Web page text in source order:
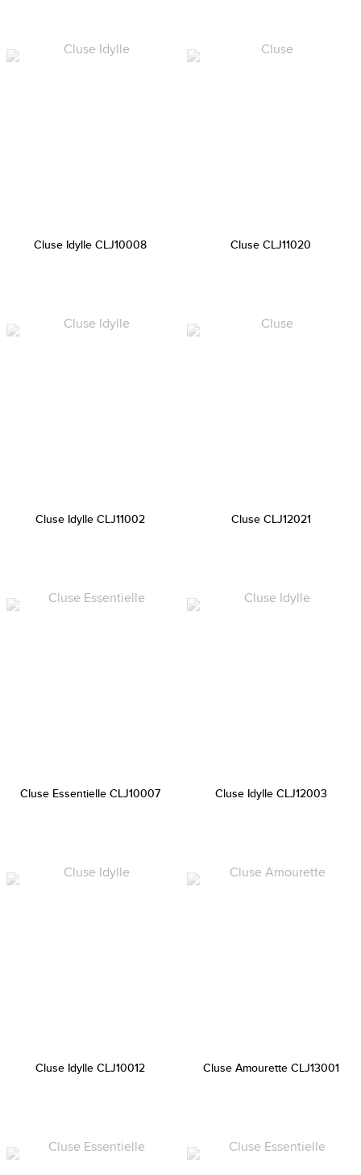
Cluse Idylle CLJ10008 Cluse CLJ11020
Cluse Idylle CLJ11002 Cluse CLJ12021
Cluse Essentielle CLJ10007 Cluse Idylle CLJ12003
Cluse Idylle CLJ10012 Cluse Amourette CLJ13001